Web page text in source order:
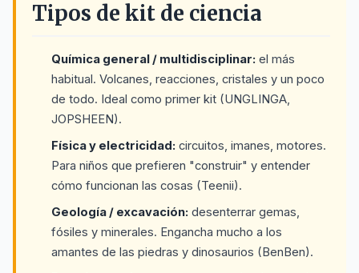
Tipos de kit de ciencia
Química general / multidisciplinar: el más
habitual. Volcanes, reacciones, cristales y un poco
de todo. Ideal como primer kit (UNGLINGA,
JOPSHEEN).
Física y electricidad: circuitos, imanes, motores.
Para niños que prefieren "construir" y entender
cómo funcionan las cosas (Teenii).
Geología / excavación: desenterrar gemas,
fósiles y minerales. Engancha mucho a los
amantes de las piedras y dinosaurios (BenBen).